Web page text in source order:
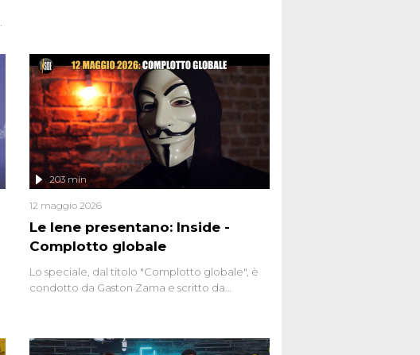
Le Iene presentano: Inside -
Complotto globale
203 min
12 maggio 2026
Lo speciale, dal titolo "Complotto globale", è
condotto da Gaston Zama e scritto da
alternative, dei sospetti globali e del